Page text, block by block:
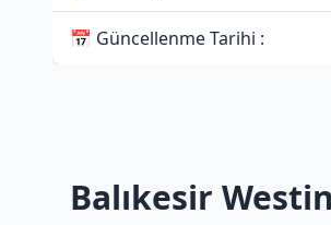
📅 Güncellenme Tarihi :
Balıkesir